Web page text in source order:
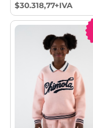
$30.318,77+IVA